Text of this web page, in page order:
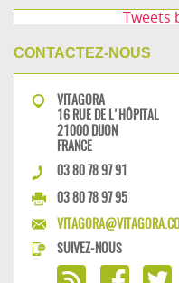
Tweets
CONTACTEZ-NOUS
VITAGORA
16 RUE DE L'HÔPITAL
21000 DIJON
FRANCE
03 80 78 97 91
03 80 78 97 95
SUIVEZ-NOUS